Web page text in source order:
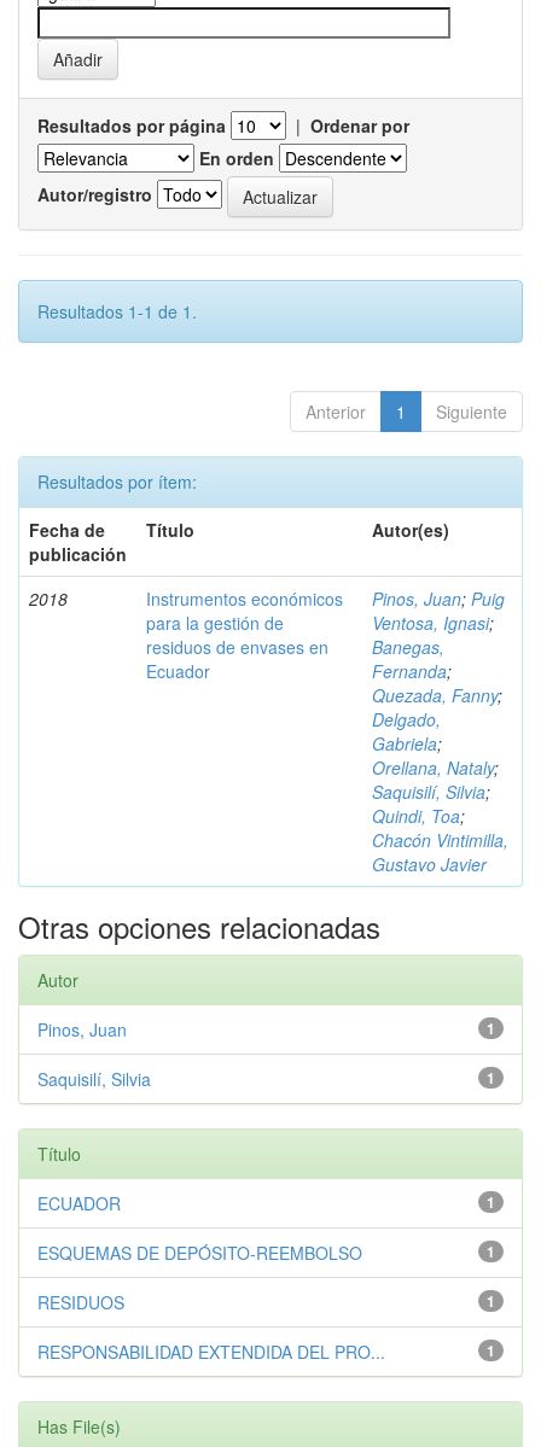
Resultados por página | Ordenar por
En orden
Autor/registro
Resultados 1-1 de 1.
Anterior 1 Siguiente
Resultados por ítem:
Fecha de
publicación
Título Autor(es)
2018
Instrumentos económicos
para la gestión de
residuos de envases en
Ecuador
Pinos, Juan; Puig
Ventosa, Ignasi;
Banegas,
Fernanda;
Quezada, Fanny;
Delgado,
Gabriela;
Orellana, Nataly;
Saquisilí, Silvia;
Quindi, Toa;
Chacón Vintimilla,
Gustavo Javier
Otras opciones relacionadas
Autor
1
Pinos, Juan
1
Saquisilí, Silvia
Título
1
ECUADOR
1
ESQUEMAS DE DEPÓSITO-REEMBOLSO
1
RESIDUOS
1
RESPONSABILIDAD EXTENDIDA DEL PRO...
Has File(s)